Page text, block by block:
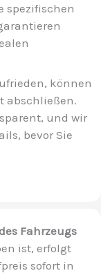
spezifischen
können
abschließen.
und wir
bevor Sie
Fahrzeugs
ist, erfolgt
sofort in